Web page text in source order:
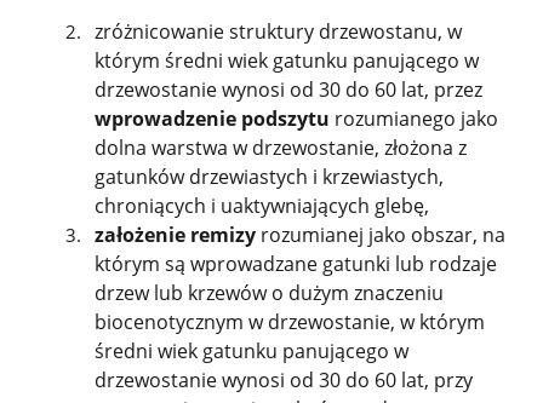
zróżnicowanie struktury drzewostanu, w
którym średni wiek gatunku panującego w
drzewostanie wynosi od 30 do 60 lat, przez
wprowadzenie podszytu rozumianego jako
dolna warstwa w drzewostanie, złożona z
gatunków drzewiastych i krzewiastych,
chroniących i uaktywniających glebę,
założenie remizy rozumianej jako obszar, na
którym są wprowadzane gatunki lub rodzaje
drzew lub krzewów o dużym znaczeniu
biocenotycznym w drzewostanie, w którym
średni wiek gatunku panującego w
drzewostanie wynosi od 30 do 60 lat, przy